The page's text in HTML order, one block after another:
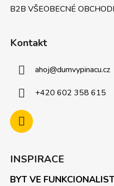
B2B VŠEOBECNÉ
Kontakt
ahoj@dumvypinacu.cz
+420 602 358 615
INSPIRACE
BYT VE